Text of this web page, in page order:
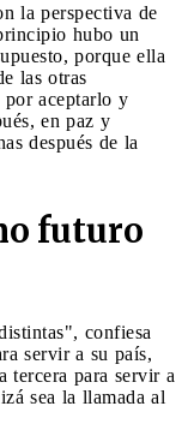
la perspectiva de
hubo un
porque ella
las otras
por aceptarlo y
en paz y
después de la
futuro
confiesa
servir a su país,
tercera para servir a
sea la llamada al